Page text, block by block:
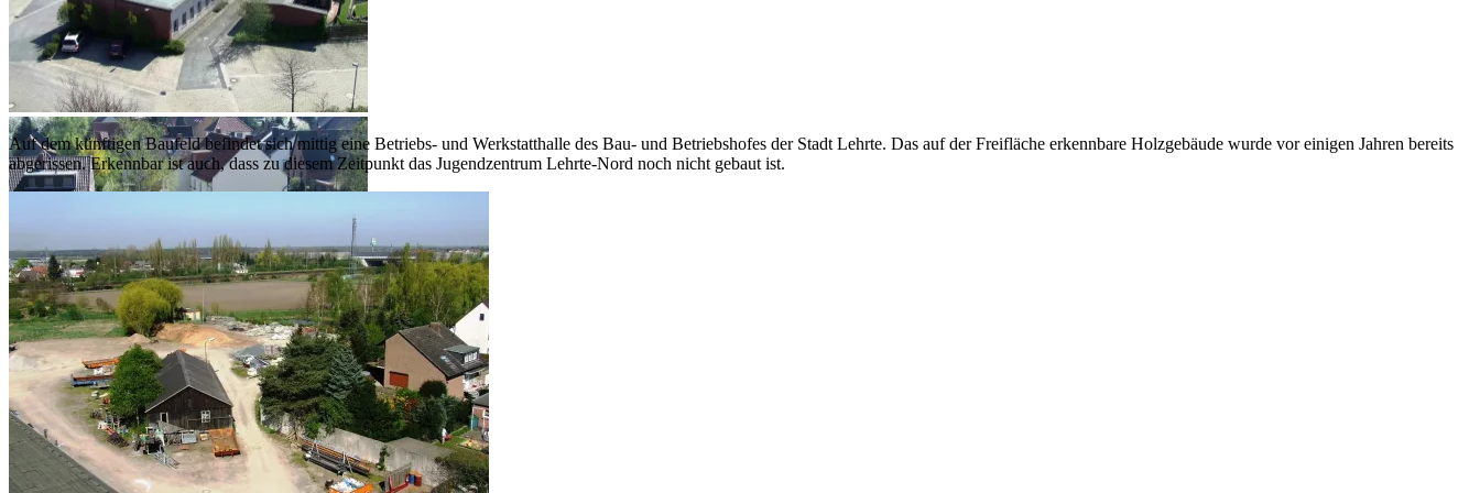
Fahrzeughalle 2007
Auf dem künftigen Baufeld befindet sich mittig eine Betriebs- und Werkstatthalle des Bau- und Betriebshofes der Stadt Lehrte. Das auf der Freifläche erkennbare Holzgebäude wurde vor einigen Jahren bereits
abgerissen. Erkennbar ist auch, dass zu diesem Zeitpunkt das Jugendzentrum Lehrte-Nord noch nicht gebaut ist.